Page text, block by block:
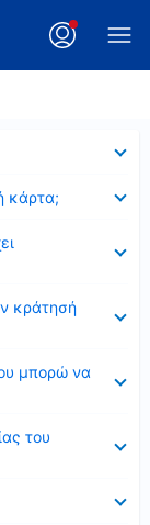
κάρτα;
κράτησή
μπορώ να
του